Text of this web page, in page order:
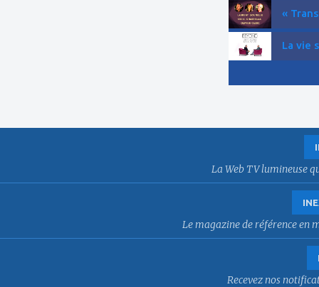
«
La vie
La Web TV lumineuse
Le magazine de référence en
Recevez nos